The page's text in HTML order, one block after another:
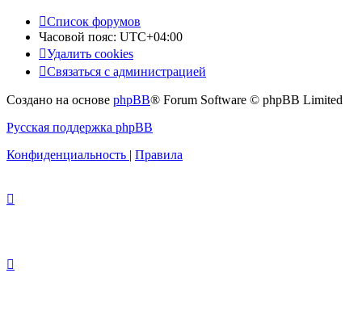
Список форумов
Часовой пояс: UTC+04:00
Удалить cookies
Связаться с администрацией
Создано на основе phpBB® Forum Software © phpBB Limited
Русская поддержка phpBB
Конфиденциальность | Правила